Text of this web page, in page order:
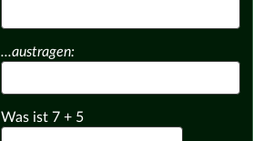
...austragen:
Was ist 7 + 5